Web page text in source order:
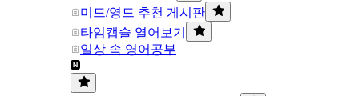
미드/영드 추천 게시판
타임캡슐 열어보기
일상 속 영어공부